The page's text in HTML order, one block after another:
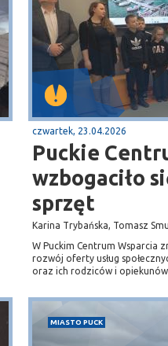
czwartek, 23.04.2026
Puckie
wzbogaciło
sprzęt
Karina Trybańska, Tomasz
W Puckim Centrum Wsparcia
rozwój oferty usług
oraz ich rodziców i
MIASTO PUCK